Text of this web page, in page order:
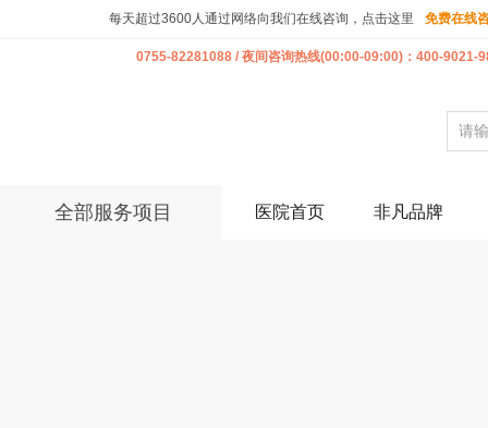
每天超过3600人通过网络向我们在线咨询，点击这里 免费在线
0755-82281088 / 夜间咨询热线(00:00-09:00)：400-9021-
全部服务项目 医院首页 非凡品牌